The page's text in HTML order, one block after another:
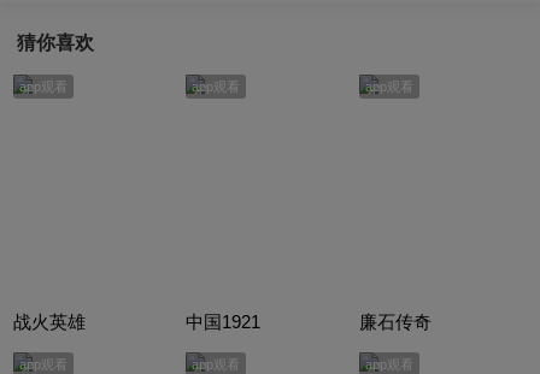
猜你喜欢
app观看
战火英雄
app观看
中国1921
app观看
廉石传奇
app观看 app观看 app观看